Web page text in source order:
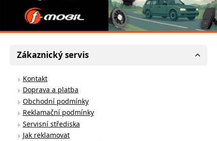
Zákaznický servis
Kontakt
Doprava a platba
Obchodní podmínky
Reklamační podmínky
Servisní střediska
Jak reklamovat